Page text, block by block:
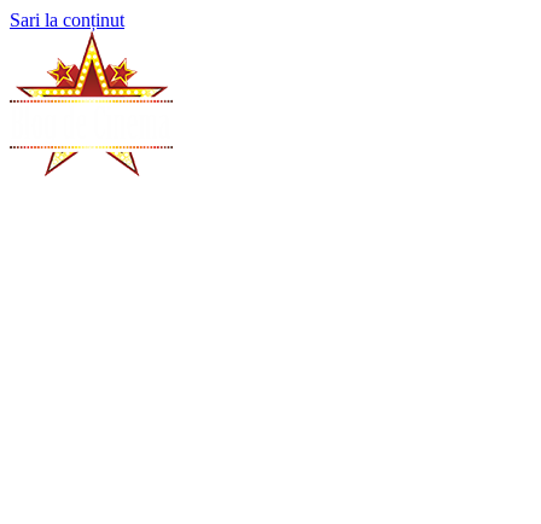
Sari la conținut